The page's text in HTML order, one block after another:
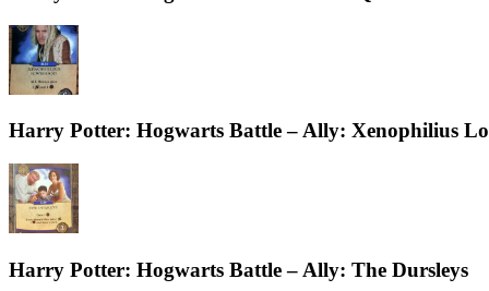
Harry Potter: Hogwarts Battle – Ally: Xenophilius
Harry Potter: Hogwarts Battle – Ally: The Dursleys